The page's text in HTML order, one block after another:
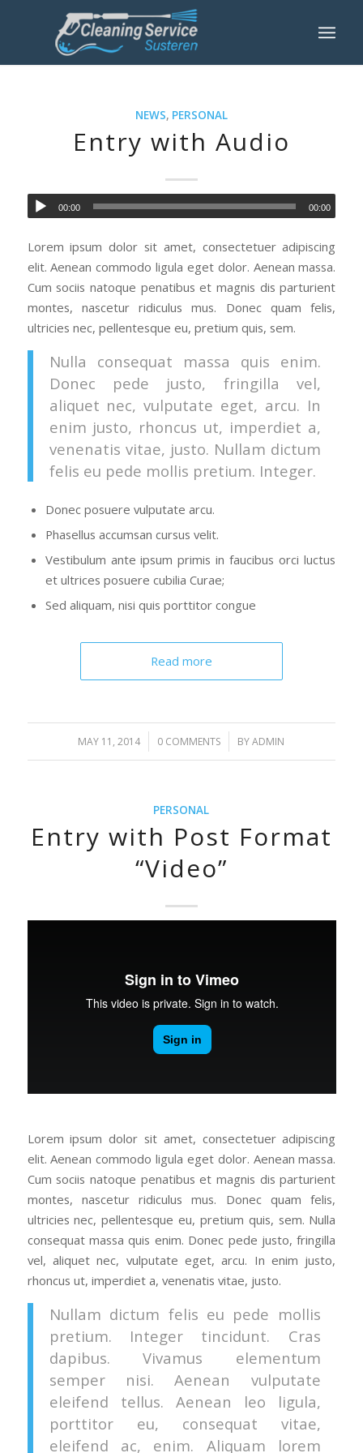
NEWS, PERSONAL
Entry with Audio
00:00 00:00
Lorem ipsum dolor sit amet, consectetuer adipiscing
elit. Aenean commodo ligula eget dolor. Aenean massa.
Cum sociis natoque penatibus et magnis dis parturient
montes, nascetur ridiculus mus. Donec quam felis,
ultricies nec, pellentesque eu, pretium quis, sem.
Nulla consequat massa quis enim.
Donec pede justo, fringilla vel,
aliquet nec, vulputate eget, arcu. In
enim justo, rhoncus ut, imperdiet a,
venenatis vitae, justo. Nullam dictum
felis eu pede mollis pretium. Integer.
Donec posuere vulputate arcu.
Phasellus accumsan cursus velit.
Vestibulum ante ipsum primis in faucibus orci luctus
et ultrices posuere cubilia Curae;
Sed aliquam, nisi quis porttitor congue
Read more
MAY 11, 2014
/ 0 COMMENTS
/ BYADMIN
PERSONAL
Entry with Post Format
“Video”
Lorem ipsum dolor sit amet, consectetuer adipiscing
elit. Aenean commodo ligula eget dolor. Aenean massa.
Cum sociis natoque penatibus et magnis dis parturient
montes, nascetur ridiculus mus. Donec quam felis,
ultricies nec, pellentesque eu, pretium quis, sem. Nulla
consequat massa quis enim. Donec pede justo, fringilla
vel, aliquet nec, vulputate eget, arcu. In enim justo,
rhoncus ut, imperdiet a, venenatis vitae, justo.
Nullam dictum felis eu pede mollis
pretium. Integer tincidunt. Cras
dapibus. Vivamus elementum
semper nisi. Aenean vulputate
eleifend tellus. Aenean leo ligula,
porttitor eu, consequat vitae,
eleifend ac, enim. Aliquam lorem